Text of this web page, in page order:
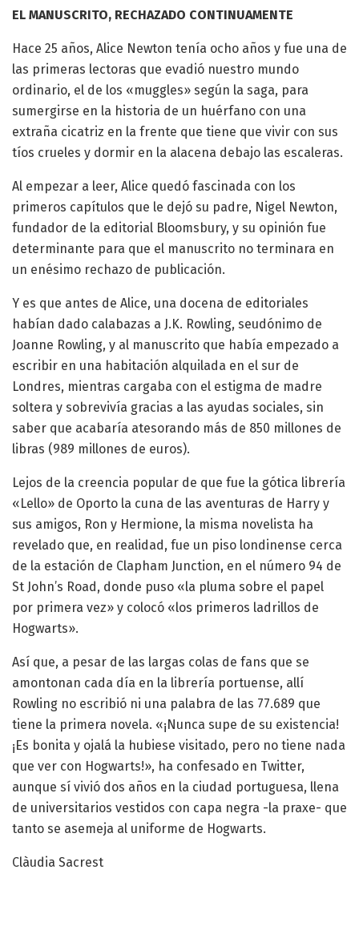
EL MANUSCRITO, RECHAZADO CONTINUAMENTE
Hace 25 años, Alice Newton tenía ocho años y fue una de
las primeras lectoras que evadió nuestro mundo
ordinario, el de los «muggles» según la saga, para
sumergirse en la historia de un huérfano con una
extraña cicatriz en la frente que tiene que vivir con sus
tíos crueles y dormir en la alacena debajo las escaleras.
Al empezar a leer, Alice quedó fascinada con los
primeros capítulos que le dejó su padre, Nigel Newton,
fundador de la editorial Bloomsbury, y su opinión fue
determinante para que el manuscrito no terminara en
un enésimo rechazo de publicación.
Y es que antes de Alice, una docena de editoriales
habían dado calabazas a J.K. Rowling, seudónimo de
Joanne Rowling, y al manuscrito que había empezado a
escribir en una habitación alquilada en el sur de
Londres, mientras cargaba con el estigma de madre
soltera y sobrevivía gracias a las ayudas sociales, sin
saber que acabaría atesorando más de 850 millones de
libras (989 millones de euros).
Lejos de la creencia popular de que fue la gótica librería
«Lello» de Oporto la cuna de las aventuras de Harry y
sus amigos, Ron y Hermione, la misma novelista ha
revelado que, en realidad, fue un piso londinense cerca
de la estación de Clapham Junction, en el número 94 de
St John’s Road, donde puso «la pluma sobre el papel
por primera vez» y colocó «los primeros ladrillos de
Hogwarts».
Así que, a pesar de las largas colas de fans que se
amontonan cada día en la librería portuense, allí
Rowling no escribió ni una palabra de las 77.689 que
tiene la primera novela. «¡Nunca supe de su existencia!
¡Es bonita y ojalá la hubiese visitado, pero no tiene nada
que ver con Hogwarts!», ha confesado en Twitter,
aunque sí vivió dos años en la ciudad portuguesa, llena
de universitarios vestidos con capa negra -la praxe- que
tanto se asemeja al uniforme de Hogwarts.
Clàudia Sacrest